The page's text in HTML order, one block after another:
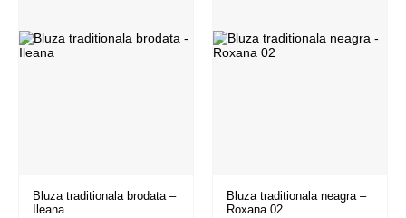
Bluza traditionala brodata –
Ileana
Bluza traditionala neagra –
Roxana 02